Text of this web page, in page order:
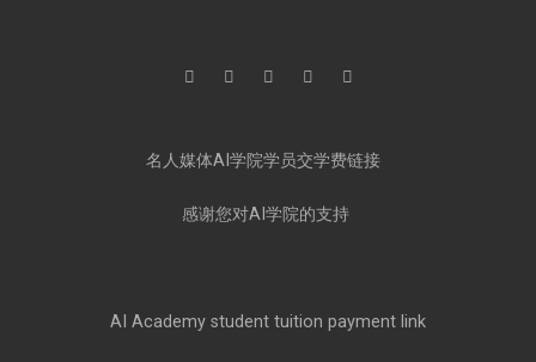
名人媒体AI学院学员交学费链接
感谢您对AI学院的支持
AI Academy student tuition payment link